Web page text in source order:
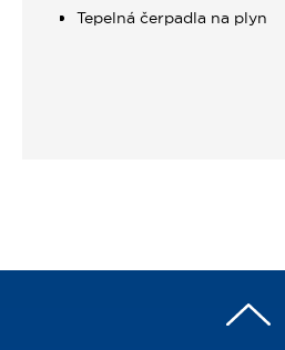
Tepelná čerpadla na plyn